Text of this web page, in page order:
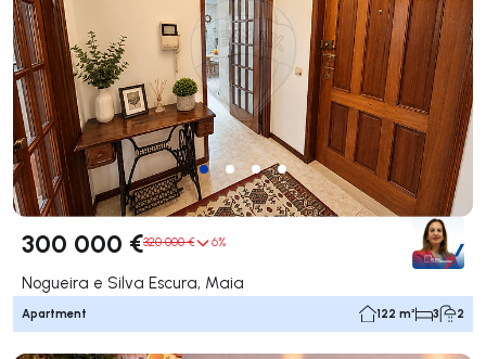
300 000 €320 000 € 6%
Nogueira e Silva Escura, Maia
Apartment 122 m² 3 2